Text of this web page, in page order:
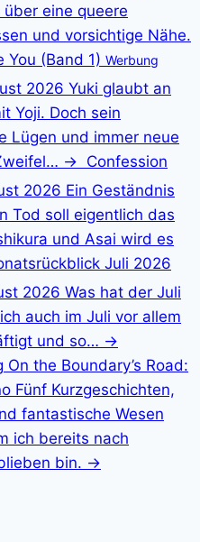
eine queere
und vorsichtige Nähe.
You (Band 1) Werbung
2026 Yuki glaubt an
Yoji. Doch sein
Lügen und immer neue
→ Confession
2026 Ein Geständnis
Tod soll eigentlich das
und Asai wird es
Juli 2026
2026 Was hat der Juli
auch im Juli vor allem
und so… →
On the Boundary’s Road:
Fünf Kurzgeschichten,
fantastische Wesen
ich bereits nach
bin. →